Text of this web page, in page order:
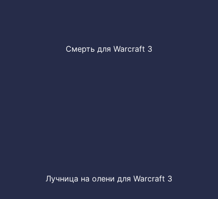
Смерть для Warcraft 3
Лучница на олени для Warcraft 3